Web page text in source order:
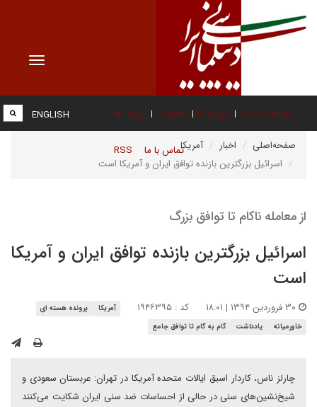
Toggle
صفحه نخست درباره ما عضویت پیوند ها
تماس با ما RSS
ENGLISH
صفحه‌اصلی اخبار
آمریکا
اسرائیل بزرگترین بازنده توافق ایران و آمریکا است
از معامله ناکام تا توافق بزرگ
اسرائیل بزرگترین بازنده توافق ایران و آمریکا
است
کد : ۱۹۴۶۳۹۵ آمریکا
پرونده هسته ای
خاورمیانه
یادداشت گام به گام تا توافق جامع
چارلز ناس، کاردار اسبق ایالات متحده آمریکا در تهران: عربستان سعودی و
شیخ‌نشین‌های سنی در حالی از احساسات ضد سنی ایران شکایت می‌کنند